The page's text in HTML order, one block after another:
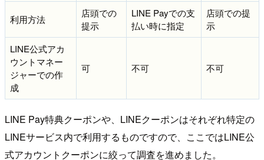
利用方法
店頭での
提示
LINE Payでの支
払い時に指定
店頭での提
示
LINE公式アカ
ウントマネー
ジャーでの作
成
可 不可 不可
LINE Pay特典クーポンや、LINEクーポンはそれぞれ特定の
LINEサービス内で利用するものですので、ここではLINE公
式アカウントクーポンに絞って調査を進めました。